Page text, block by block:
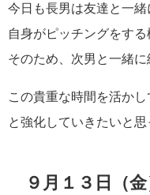
今日も長男は友達と一
自身がピッチングをする
そのため、次男と一緒に
この貴重な時間を活か
と強化していきたいと思
９月１３日（金